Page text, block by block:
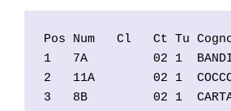
Pos Num   Cl   Ct Tu
1   7A         02 1
2   11A        02 1
3   8B         02 1